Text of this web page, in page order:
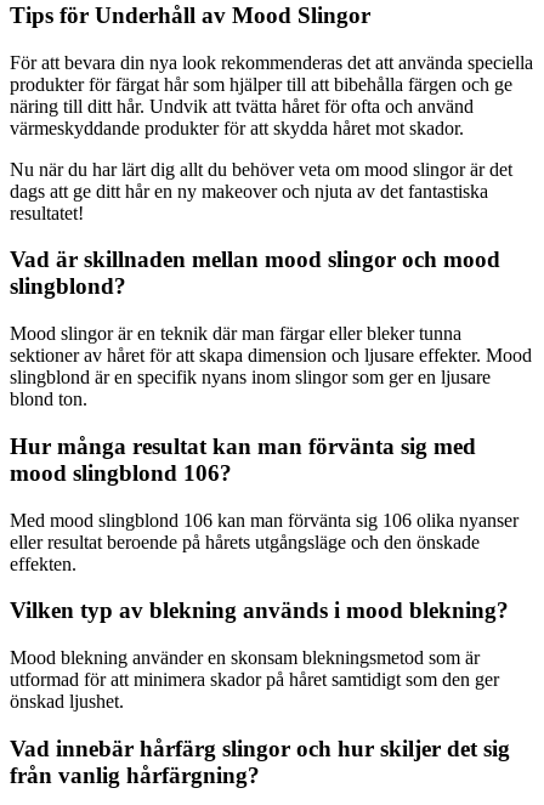
Tips för Underhåll av Mood Slingor
För att bevara din nya look rekommenderas det att använda speciella
produkter för färgat hår som hjälper till att bibehålla färgen och ge
näring till ditt hår. Undvik att tvätta håret för ofta och använd
värmeskyddande produkter för att skydda håret mot skador.
Nu när du har lärt dig allt du behöver veta om mood slingor är det
dags att ge ditt hår en ny makeover och njuta av det fantastiska
resultatet!
Vad är skillnaden mellan mood slingor och mood
slingblond?
Mood slingor är en teknik där man färgar eller bleker tunna
sektioner av håret för att skapa dimension och ljusare effekter. Mood
slingblond är en specifik nyans inom slingor som ger en ljusare
blond ton.
Hur många resultat kan man förvänta sig med
mood slingblond 106?
Med mood slingblond 106 kan man förvänta sig 106 olika nyanser
eller resultat beroende på hårets utgångsläge och den önskade
effekten.
Vilken typ av blekning används i mood blekning?
Mood blekning använder en skonsam blekningsmetod som är
utformad för att minimera skador på håret samtidigt som den ger
önskad ljushet.
Vad innebär hårfärg slingor och hur skiljer det sig
från vanlig hårfärgning?